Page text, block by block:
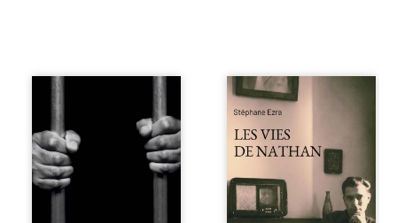
« Une nuit suffit
parfois pour briser
une famille… mais
certaines fidélités
traversent les
années. » Haïti,
sous la dictature
des Duvalier. La
peur s’étend
Les vies de
Nathan est un
né en trois jours,
au printemps
2026. Pour la
première fois,
Stéphane Ezra,
médium, a pu